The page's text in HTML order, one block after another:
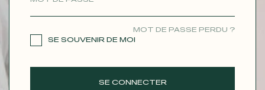
MOT DE PASSE PERDU ?
SE SOUVENIR DE MOI
SE CONNECTER